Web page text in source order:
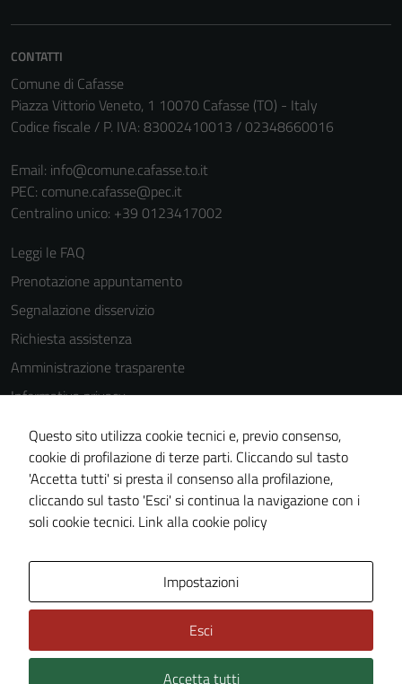
CONTATTI
Comune di Cafasse
Piazza Vittorio Veneto, 1 10070 Cafasse (TO) - Italy
Codice fiscale / P. IVA: 83002410013 / 02348660016
Email: info@comune.cafasse.to.it
PEC: comune.cafasse@pec.it
Centralino unico: +39 0123417002
Leggi le FAQ
Prenotazione appuntamento
Segnalazione disservizio
Richiesta assistenza
Amministrazione trasparente
Informativa privacy
Cookie Policy
Note legali
Dichiarazione di accessibilità
Piano di miglioramento del sito
Questo sito utilizza cookie tecnici e, previo consenso,
cookie di profilazione di terze parti. Cliccando sul tasto
'Accetta tutti' si presta il consenso alla profilazione,
cliccando sul tasto 'Esci' si continua la navigazione con i
soli cookie tecnici. Link alla cookie policy
Impostazioni
Esci
Accetta tutti